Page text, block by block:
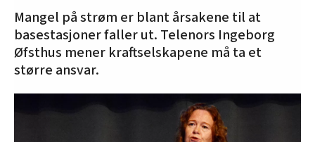
Mangel på strøm er blant årsakene til at
basestasjoner faller ut. Telenors Ingeborg
Øfsthus mener kraftselskapene må ta et
større ansvar.